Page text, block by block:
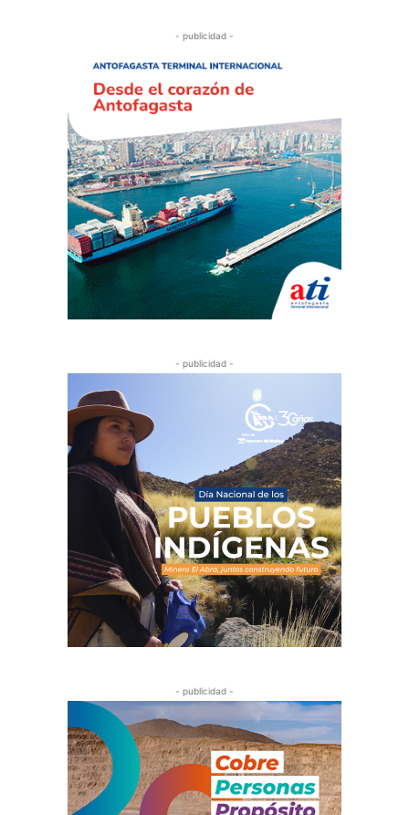
- publicidad -
- publicidad -
- publicidad -